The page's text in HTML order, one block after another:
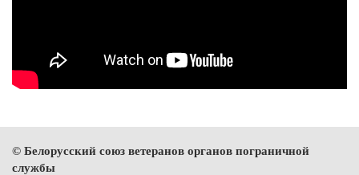
© Белорусский союз ветеранов органов пограничной
службы